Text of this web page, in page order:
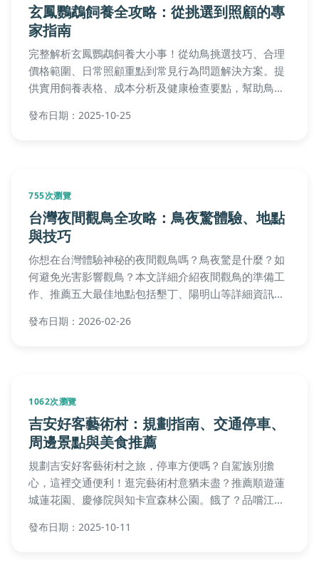
玄鳳鸚鵡飼養全攻略：從挑選到照顧的專
家指南
完整解析玄鳳鸚鵡飼養大小事！從幼鳥挑選技巧、合理
價格範圍、日常照顧重點到常見行為問題解決方案。提
供實用飼養表格、成本分析及健康檢查要點，幫助鳥友
發布日期：2025-10-25
755次瀏覽
台灣夜間觀鳥全攻略：鳥夜驚體驗、地點
與技巧
你想在台灣體驗神秘的夜間觀鳥嗎？鳥夜驚是什麼？如
何避免光害影響觀鳥？本文詳細介紹夜間觀鳥的準備工
作、推薦五大最佳地點包括墾丁、陽明山等詳細資訊，
劃完美行程。
發布日期：2026-02-26
1062次瀏覽
吉安好客藝術村：規劃指南、交通停車、
周邊景點與美食推薦
規劃吉安好客藝術村之旅，停車方便嗎？自駕族別擔
心，這裡交通便利！逛完藝術村意猶未盡？推薦順遊蓮
城蓮花園、慶修院與知卡宣森林公園。餓了？品嚐江西
美味，還有Q&A快速解惑所有疑問，讓您的旅程更豐富
發布日期：2025-10-11